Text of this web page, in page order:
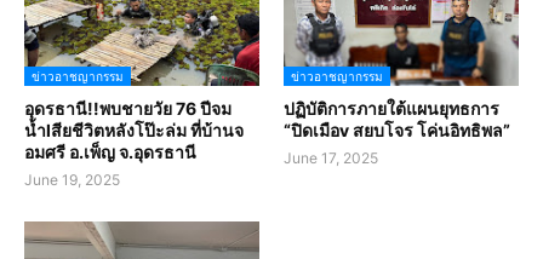
ข่าวอาชญากรรม
อุดรธานี!!พบชายวัย 76 ปีจม
น้ำlสียชีวิตหลังโป๊ะล่ม ที่บ้านจ
อมศรี อ.เพ็ญ จ.อุดรธานี
June 19, 2025
ข่าวอาชญากรรม
ปฏิบัติการภายใต้แผนยุทธการ
“ปิดเมือv สยบโจร โค่นอิทธิพล”
June 17, 2025